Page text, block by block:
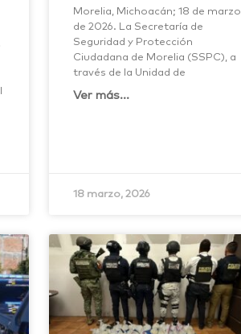
Morelia, Michoacán; 18 de marzo
de 2026. La Secretaría de
Seguridad y Protección
Ciudadana de Morelia (SSPC), a
través de la Unidad de
Ver más...
18 marzo, 2026